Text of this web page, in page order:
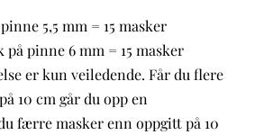
5,5 mm = 15 masker
pinne 6 mm = 15 masker
er kun veiledende. Får du flere
10 cm går du opp en
færre masker enn oppgitt på 10